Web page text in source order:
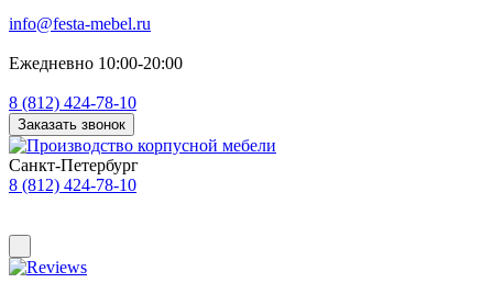
info@festa-mebel.ru
Ежедневно 10:00-20:00
8 (812) 424-78-10
Заказать звонок
Санкт-Петербург
8 (812) 424-78-10